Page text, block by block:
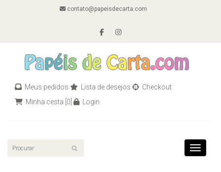
contato@papeisdecarta.com
Meus pedidos Lista de desejos
Checkout
Minha cesta [0] Login
Toggle